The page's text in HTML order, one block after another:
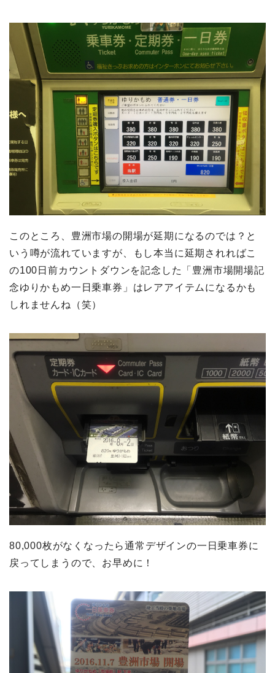
このところ、豊洲市場の開場が延期になるのでは？と
いう噂が流れていますが、もし本当に延期されればこ
の100日前カウントダウンを記念した「豊洲市場開場記
念ゆりかもめ一日乗車券」はレアアイテムになるかも
しれませんね（笑）
80,000枚がなくなったら通常デザインの一日乗車券に
戻ってしまうので、お早めに！